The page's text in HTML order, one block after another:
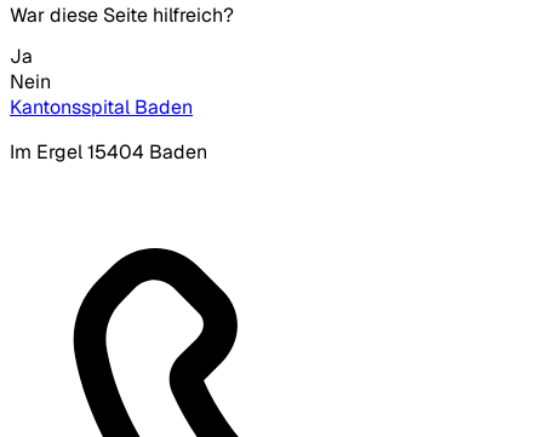
War diese Seite hilfreich?
Ja
Nein
Kantonsspital Baden
Im Ergel 15404 Baden